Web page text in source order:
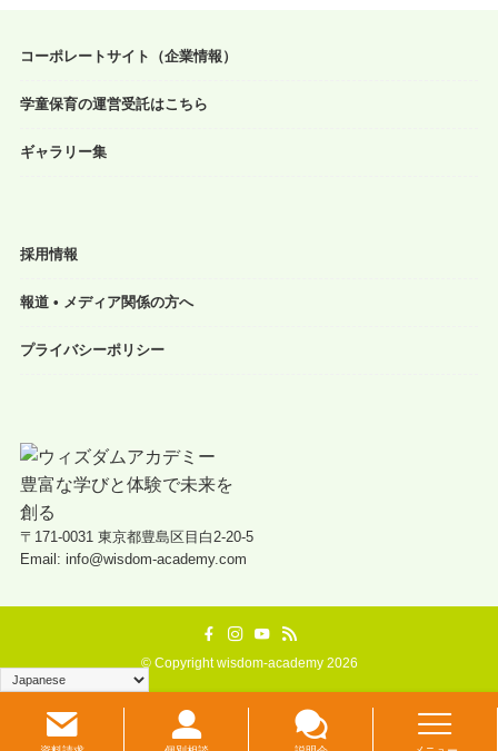
コーポレートサイト（企業情報）
学童保育の運営受託はこちら
ギャラリー集
採用情報
報道 • メディア関係の方へ
プライバシーポリシー
〒171-0031 東京都豊島区目白2-20-5
Email: info@wisdom-academy.com
©Copyright wisdom-academy 2026